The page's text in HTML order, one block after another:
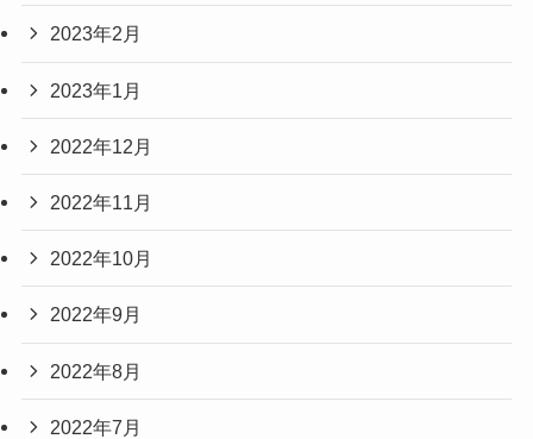
2023年2月
2023年1月
2022年12月
2022年11月
2022年10月
2022年9月
2022年8月
2022年7月